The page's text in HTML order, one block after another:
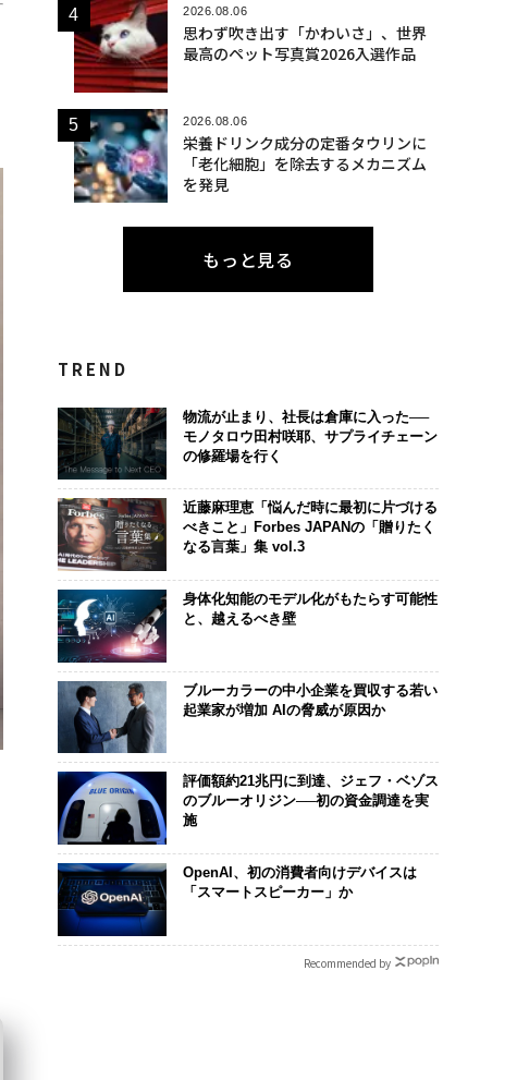
2026.08.06
思わず吹き出す「かわいさ」、世界
最高のペット写真賞2026入選作品
2026.08.06
栄養ドリンク成分の定番タウリンに
「老化細胞」を除去するメカニズム
を発見
もっと見る
TREND
物流が止まり、社長は倉庫に入った──
モノタロウ田村咲耶、サプライチェーン
の修羅場を行く
近藤麻理恵「悩んだ時に最初に片づける
べきこと」Forbes JAPANの「贈りたく
なる言葉」集 vol.3
身体化知能のモデル化がもたらす可能性
と、越えるべき壁
ブルーカラーの中小企業を買収する若い
起業家が増加 AIの脅威が原因か
評価額約21兆円に到達、ジェフ・ベゾス
のブルーオリジン──初の資金調達を実
施
OpenAI、初の消費者向けデバイスは
「スマートスピーカー」か
Recommended by